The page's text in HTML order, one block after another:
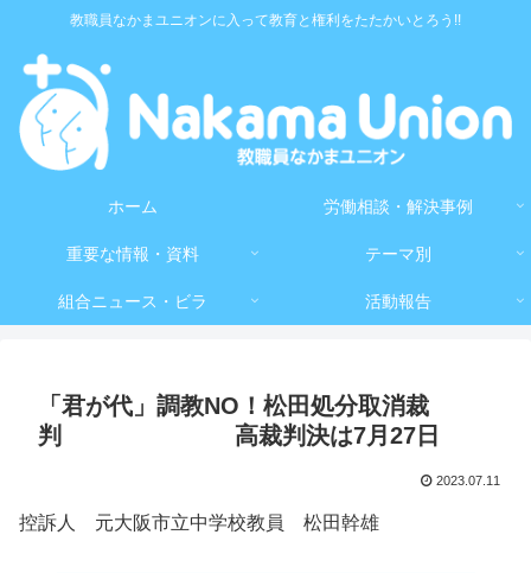
教職員なかまユニオンに入って教育と権利をたたかいとろう!!
ホーム 労働相談・解決事例
重要な情報・資料 テーマ別
組合ニュース・ビラ 活動報告
「君が代」調教NO！松田処分取消裁
判 高裁判決は7月27日
2023.07.11
控訴人 元大阪市立中学校教員 松田幹雄